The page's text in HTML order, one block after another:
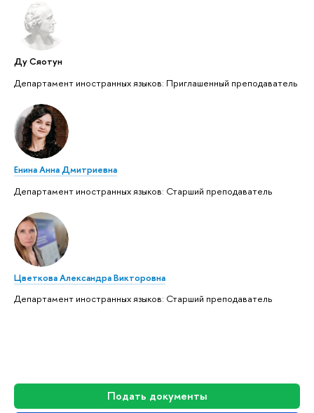
Подать документы
Ду Сяотун
Департамент иностранных языков: Приглашенный преподаватель
Енина Анна Дмитриевна
Департамент иностранных языков: Старший преподаватель
Цветкова Александра Викторовна
Департамент иностранных языков: Старший преподаватель